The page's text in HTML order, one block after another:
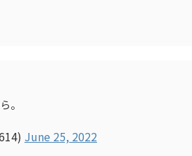
。
June 25, 2022